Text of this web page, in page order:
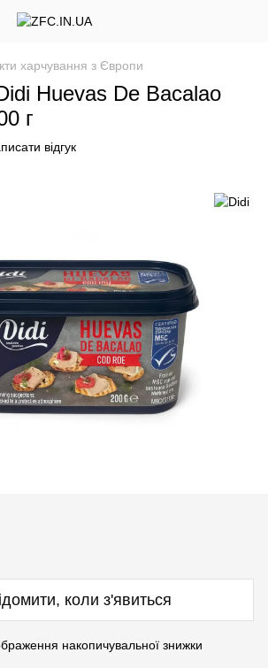
харчування з Європи
Didi Huevas De Bacalao
г
відгук
коли з'явиться
накопичувальної знижки